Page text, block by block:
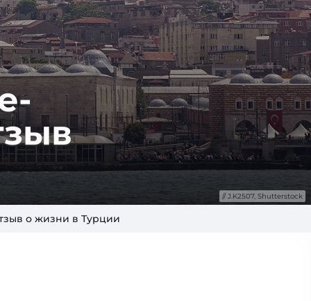
J.K2507, Shutterstock
о жизни в Турции